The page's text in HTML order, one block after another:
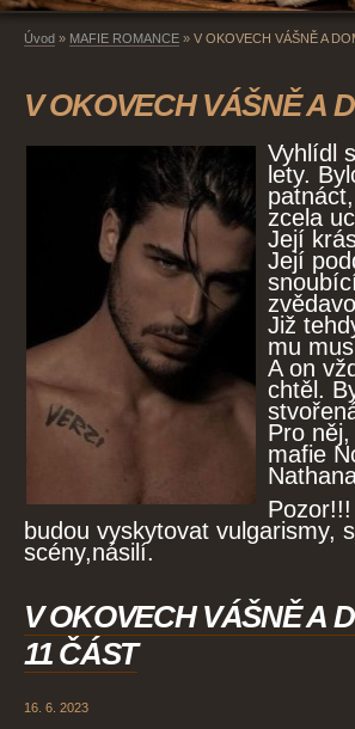
Úvod » MAFIE ROMANCE » V OKOVECH VÁŠNĚ A
V OKOVECH VÁŠNĚ A
Vyhlídl
lety.
zcela
Její
Její
Již
mu
A on
chtěl.
Pro
mafie
budou vyskytovat vulgarismy,
scény,násilí.
V OKOVECH VÁŠNĚ A
11 ČÁST
16. 6. 2023